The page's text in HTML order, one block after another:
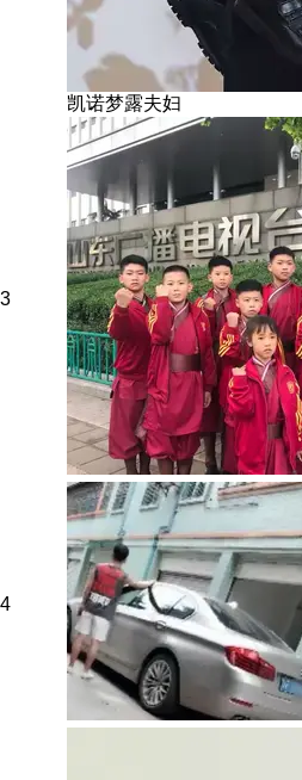
凯诺梦露夫妇
3
4